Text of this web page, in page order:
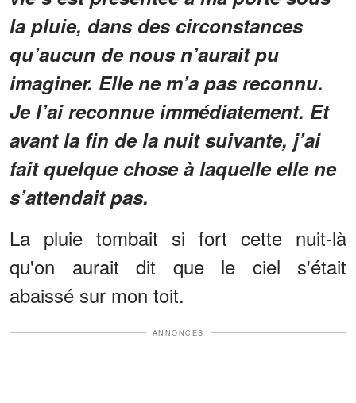
la pluie, dans des circonstances
qu’aucun de nous n’aurait pu
imaginer. Elle ne m’a pas reconnu.
Je l’ai reconnue immédiatement. Et
avant la fin de la nuit suivante, j’ai
fait quelque chose à laquelle elle ne
s’attendait pas.
La pluie tombait si fort cette nuit-là
qu'on aurait dit que le ciel s'était
abaissé sur mon toit.
ANNONCES